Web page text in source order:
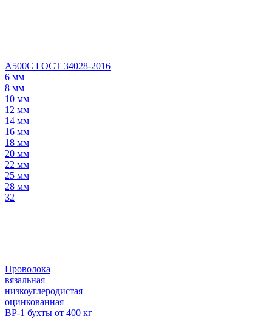
А500С ГОСТ 34028-2016
6 мм
8 мм
10 мм
12 мм
14 мм
16 мм
18 мм
20 мм
22 мм
25 мм
28 мм
32
Проволока
вязальная
низкоуглеродистая
оцинкованная
ВР-1 бухты от 400 кг